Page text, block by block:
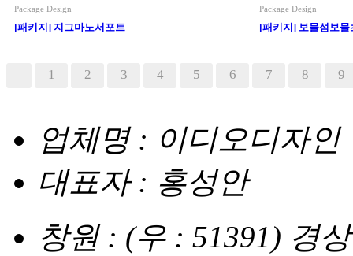
Package Design
[패키지] 지그마노서포트
Package Design
[패키지] 보물섬보물
1 2 3 4 5 6 7 8 9
맨끝
업체명 : 이디오디자인
대표자 : 홍성안
창원 : (우 : 51391) 경